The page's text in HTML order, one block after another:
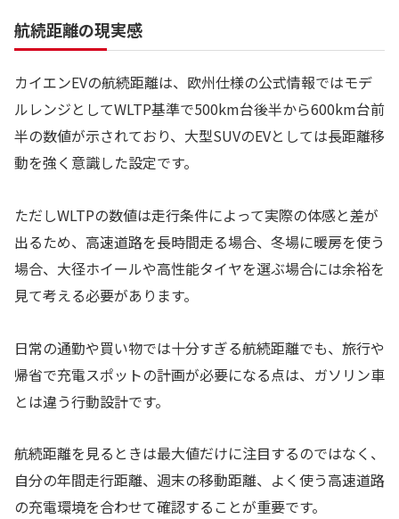
航続距離の現実感
カイエンEVの航続距離は、欧州仕様の公式情報ではモデ
ルレンジとしてWLTP基準で500km台後半から600km台前
半の数値が示されており、大型SUVのEVとしては長距離移
動を強く意識した設定です。
ただしWLTPの数値は走行条件によって実際の体感と差が
出るため、高速道路を長時間走る場合、冬場に暖房を使う
場合、大径ホイールや高性能タイヤを選ぶ場合には余裕を
見て考える必要があります。
日常の通勤や買い物では十分すぎる航続距離でも、旅行や
帰省で充電スポットの計画が必要になる点は、ガソリン車
とは違う行動設計です。
航続距離を見るときは最大値だけに注目するのではなく、
自分の年間走行距離、週末の移動距離、よく使う高速道路
の充電環境を合わせて確認することが重要です。